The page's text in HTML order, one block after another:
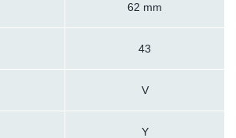
62 mm
43
V
Y